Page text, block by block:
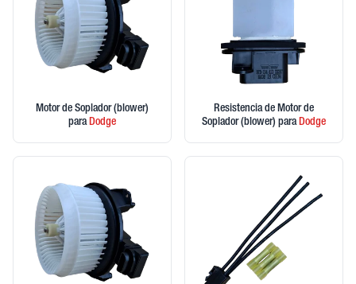
Motor de Soplador (blower)
paraDodge
Resistencia de Motor de
Soplador (blower) paraDodge